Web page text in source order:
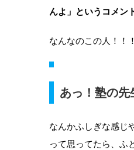
んよ」というコメン
なんなのこの人！！
あっ！塾の先
なんかふしぎな感じ
って思ってたら、ふ